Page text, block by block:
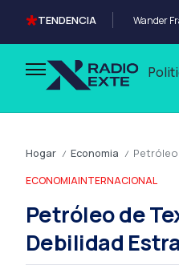
TENDENCIA
Hogar / Economia / Petróleo
ECONOMIAINTERNACIONAL
Petróleo de
Debilidad